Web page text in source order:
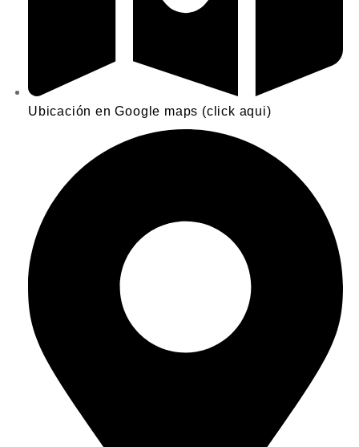
Ubicación en Google maps (click aqui)